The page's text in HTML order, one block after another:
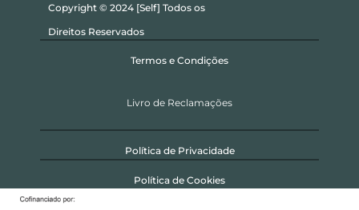
Copyright © 2024 [Self] Todos os
Direitos Reservados
Termos e Condições
Livro de Reclamações
Política de Privacidade
Política de Cookies